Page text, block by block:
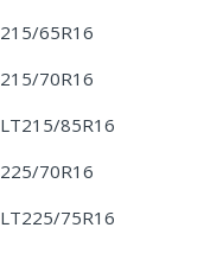
215/65R16
215/70R16
LT215/85R16
225/70R16
LT225/75R16